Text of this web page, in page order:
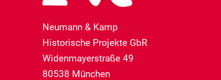
Neumann & Kamp
Historische Projekte GbR
Widenmayerstraße 49
80538 München